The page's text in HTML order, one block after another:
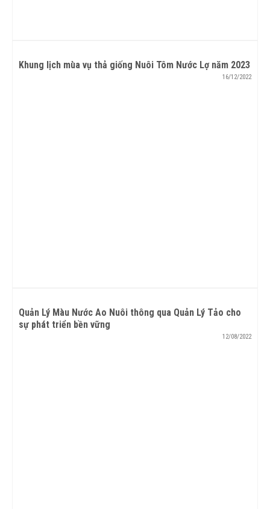
Khung lịch mùa vụ thả giống Nuôi Tôm Nước Lợ năm 2023
16/12/2022
Quản Lý Màu Nước Ao Nuôi thông qua Quản Lý Tảo cho
sự phát triển bền vững
12/08/2022